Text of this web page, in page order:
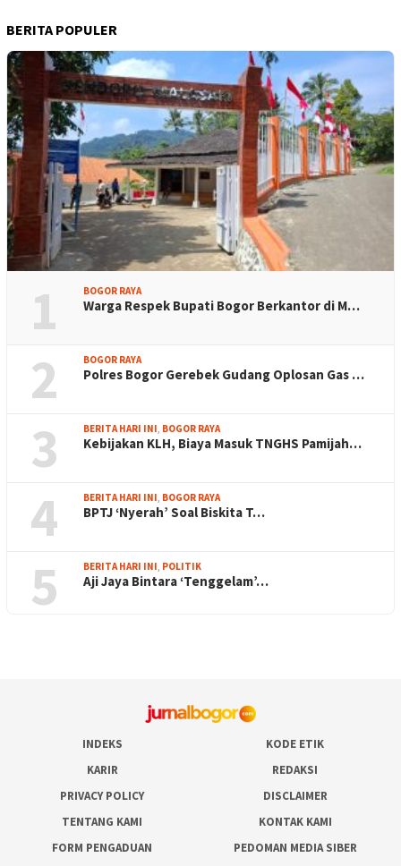
BERITA POPULER
1 BOGOR RAYA
Warga Respek Bupati Bogor Berkantor di M…
2 BOGOR RAYA
Polres Bogor Gerebek Gudang Oplosan Gas …
3 BERITA HARI INI, BOGOR RAYA
Kebijakan KLH, Biaya Masuk TNGHS Pamijah…
4 BERITA HARI INI, BOGOR RAYA
BPTJ ‘Nyerah’ Soal Biskita T…
5 BERITA HARI INI, POLITIK
Aji Jaya Bintara ‘Tenggelam’…
INDEKS
KODE ETIK
KARIR
REDAKSI
PRIVACY POLICY
DISCLAIMER
TENTANG KAMI
KONTAK KAMI
FORM PENGADUAN
PEDOMAN MEDIA SIBER